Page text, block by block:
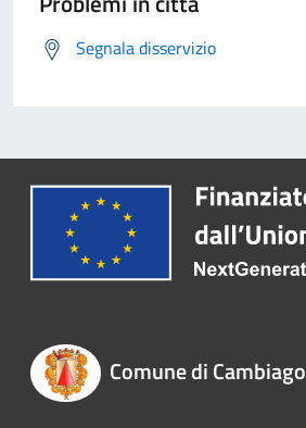
Segnala disservizio
Comune di Cambiago